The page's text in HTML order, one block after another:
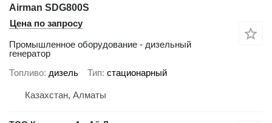
Airman SDG800S
Цена по запросу
Промышленное оборудование - дизельный
генератор
Топливо дизель Тип стационарный
Казахстан, Алматы